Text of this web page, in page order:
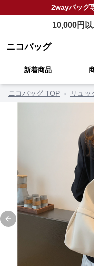
2wayバッグ
10,000円
ニコバッグ
新着商品
ニコバッグ TOP › リュッ
Previous slide